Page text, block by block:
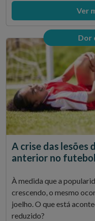
Ver
Dor
A crise das lesões
anterior no
À medida que a
crescendo, o mesmo
joelho. O que está
reduzido?